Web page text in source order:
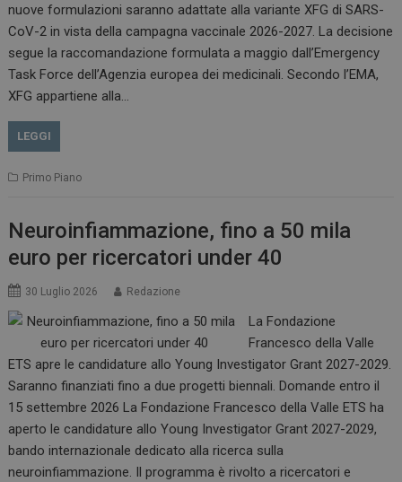
nuove formulazioni saranno adattate alla variante XFG di SARS-
CoV-2 in vista della campagna vaccinale 2026-2027. La decisione
segue la raccomandazione formulata a maggio dall’Emergency
Task Force dell’Agenzia europea dei medicinali. Secondo l’EMA,
XFG appartiene alla…
LEGGI
Primo Piano
Neuroinfiammazione, fino a 50 mila
euro per ricercatori under 40
30 Luglio 2026 Redazione
La Fondazione
Francesco della Valle
ETS apre le candidature allo Young Investigator Grant 2027-2029.
Saranno finanziati fino a due progetti biennali. Domande entro il
15 settembre 2026 La Fondazione Francesco della Valle ETS ha
aperto le candidature allo Young Investigator Grant 2027-2029,
bando internazionale dedicato alla ricerca sulla
neuroinfiammazione. Il programma è rivolto a ricercatori e
ARRAffinity
Microsoft Corporation
.www.dailyhealthindustry.it
Sessione
_ga_Z2VT792F98
tracking-sites-
ironfish-tracking-
enable
www.dailyhealthindustry.it
4
settimane
2 giorni